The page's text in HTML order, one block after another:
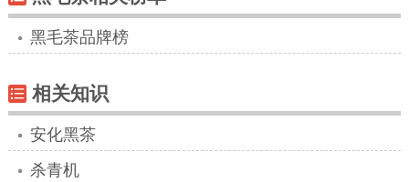
黑毛茶品牌榜
相关知识
安化黑茶
杀青机